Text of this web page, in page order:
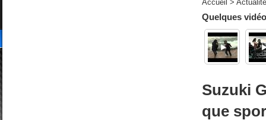
Accueil >
Quelques
Suzuki
que